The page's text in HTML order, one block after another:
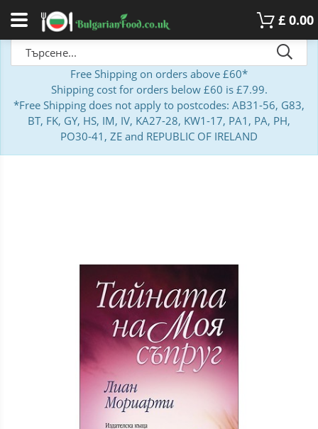
£ 0.00
Free Shipping on orders above £60*
Shipping cost for orders below £60 is £7.99.
*Free Shipping does not apply to postcodes: AB31-56, G83,
BT, FK, GY, HS, IM, IV, KA27-28, KW1-17, PA1, PA, PH,
PO30-41, ZE and REPUBLIC OF IRELAND